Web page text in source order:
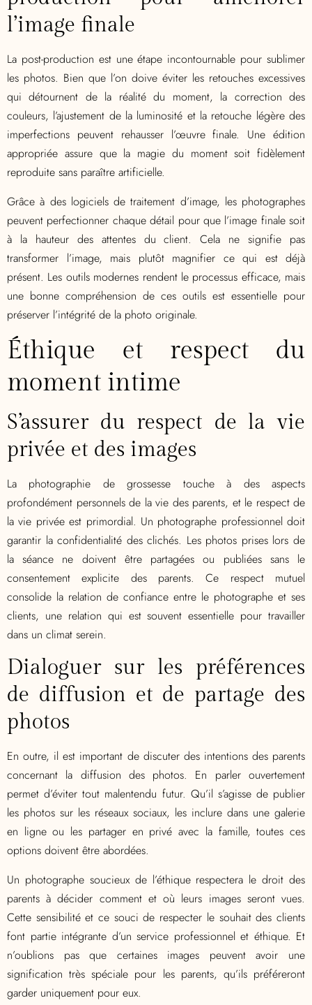
l’image finale
La post-production est une étape incontournable pour sublimer
les photos. Bien que l’on doive éviter les retouches excessives
qui détournent de la réalité du moment, la correction des
couleurs, l’ajustement de la luminosité et la retouche légère des
imperfections peuvent rehausser l’œuvre finale. Une édition
appropriée assure que la magie du moment soit fidèlement
reproduite sans paraître artificielle.
Grâce à des logiciels de traitement d’image, les photographes
peuvent perfectionner chaque détail pour que l’image finale soit
à la hauteur des attentes du client. Cela ne signifie pas
transformer l’image, mais plutôt magnifier ce qui est déjà
présent. Les outils modernes rendent le processus efficace, mais
une bonne compréhension de ces outils est essentielle pour
préserver l’intégrité de la photo originale.
Éthique et respect du
moment intime
S’assurer du respect de la vie
privée et des images
La photographie de grossesse touche à des aspects
profondément personnels de la vie des parents, et le respect de
la vie privée est primordial. Un photographe professionnel doit
garantir la confidentialité des clichés. Les photos prises lors de
la séance ne doivent être partagées ou publiées sans le
consentement explicite des parents. Ce respect mutuel
consolide la relation de confiance entre le photographe et ses
clients, une relation qui est souvent essentielle pour travailler
dans un climat serein.
Dialoguer sur les préférences
de diffusion et de partage des
photos
En outre, il est important de discuter des intentions des parents
concernant la diffusion des photos. En parler ouvertement
permet d’éviter tout malentendu futur. Qu’il s’agisse de publier
les photos sur les réseaux sociaux, les inclure dans une galerie
en ligne ou les partager en privé avec la famille, toutes ces
options doivent être abordées.
Un photographe soucieux de l’éthique respectera le droit des
parents à décider comment et où leurs images seront vues.
Cette sensibilité et ce souci de respecter le souhait des clients
font partie intégrante d’un service professionnel et éthique. Et
n’oublions pas que certaines images peuvent avoir une
signification très spéciale pour les parents, qu’ils préféreront
garder uniquement pour eux.